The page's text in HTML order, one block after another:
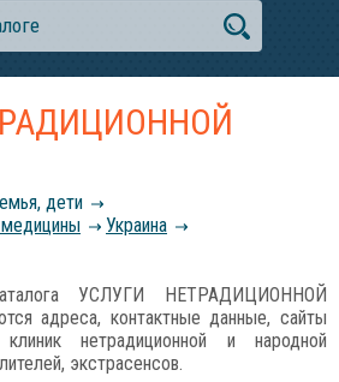
дети
медицины
Украина
УСЛУГИ НЕТРАДИЦИОННОЙ
адреса, контактные данные, сайты
клиник нетрадиционной и народной
экстрасенсов.